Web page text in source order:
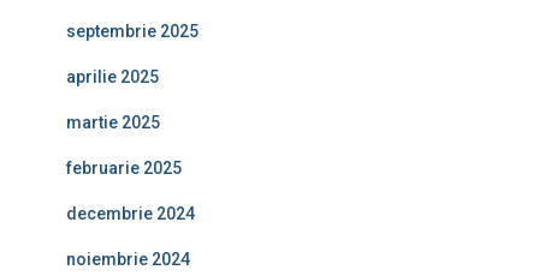
septembrie 2025
aprilie 2025
martie 2025
februarie 2025
decembrie 2024
noiembrie 2024